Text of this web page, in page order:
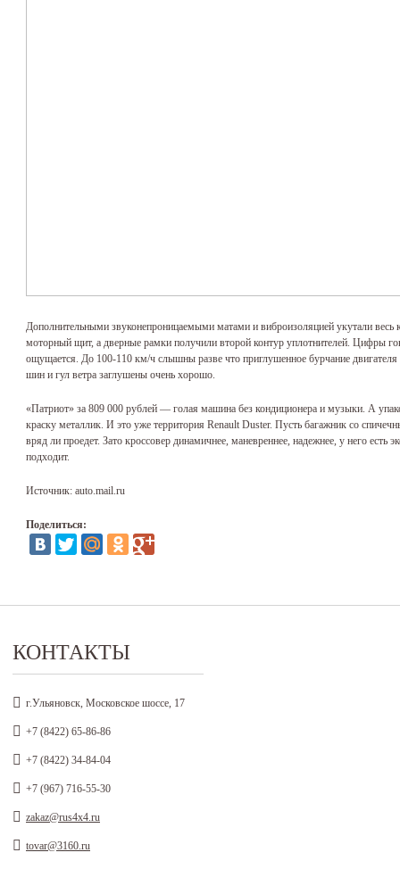
Дополнительными звуконепроницаемыми матами и виброизоляцией укутали
моторный щит, а дверные рамки получили второй контур уплотнителей. Цифры
ощущается. До 100-110 км/ч слышны разве что приглушенное бурчание
шин и гул ветра заглушены очень хорошо.
«Патриот» за 809 000 рублей — голая машина без кондиционера и музыки. А
краску металлик. И это уже территория Renault Duster. Пусть багажник со
вряд ли проедет. Зато кроссовер динамичнее, маневреннее, надежнее, у него
подходит.
Источник: auto.mail.ru
Поделиться:
КОНТАКТЫ
г.Ульяновск, Московское шоссе, 17
+7 (8422) 65-86-86
+7 (8422) 34-84-04
+7 (967) 716-55-30
zakaz@rus4x4.ru
tovar@3160.ru